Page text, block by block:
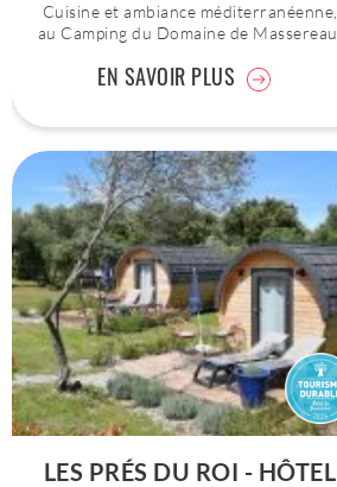
Cuisine et ambiance méditerranéenne,
au Camping du Domaine de Massereau.
EN SAVOIR PLUS
LES PRÉS DU ROI - HÔTEL